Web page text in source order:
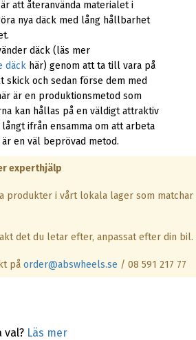
att återanvända materialet i
nya däck med lång hållbarhet
däck (läs mer
däck här) genom att ta till vara på
skick och sedan förse dem med
är en produktionsmetod som
kan hållas på en väldigt attraktiv
långt ifrån ensamma om att arbeta
en väl beprövad metod.
experthjälp
produkter i vårt lokala lager som matchar
det du letar efter, anpassat efter din bil.
på order@abswheels.se / 08 591 217 77
val? Läs mer